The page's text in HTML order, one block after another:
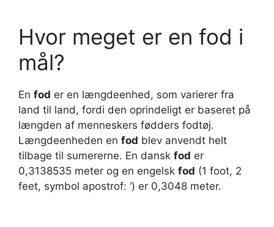
Hvor meget er en fod i
mål?
En fod er en længdeenhed, som varierer fra
land til land, fordi den oprindeligt er baseret på
længden af menneskers fødders fodtøj.
Længdeenheden en fod blev anvendt helt
tilbage til sumererne. En dansk fod er
0,3138535 meter og en engelsk fod (1 foot, 2
feet, symbol apostrof: ‘) er 0,3048 meter.